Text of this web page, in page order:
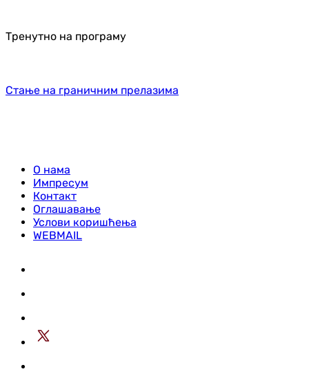
Тренутно на програму
Стање на граничним прелазима
О нама
Импресум
Контакт
Оглашавање
Услови коришћења
WEBMAIL